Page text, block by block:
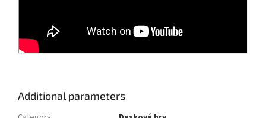
Additional parameters